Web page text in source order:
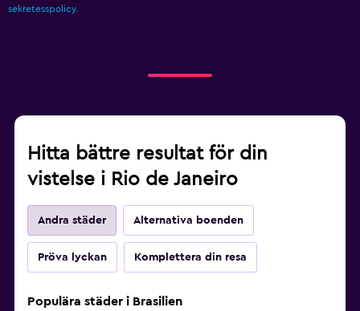
sekretesspolicy.
Hitta bättre resultat för din
vistelse i Rio de Janeiro
Andra städer Alternativa boenden
Pröva lyckan Komplettera din resa
Populära städer i Brasilien